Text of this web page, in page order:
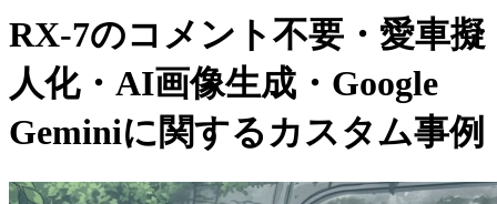
RX-7のコメント不要・愛車擬
人化・AI画像生成・Google
Geminiに関するカスタム事例